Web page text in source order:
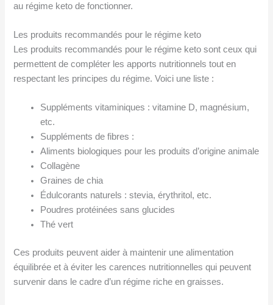
au régime keto de fonctionner.
Les produits recommandés pour le régime keto
Les produits recommandés pour le régime keto sont ceux qui
permettent de compléter les apports nutritionnels tout en
respectant les principes du régime. Voici une liste :
Suppléments vitaminiques : vitamine D, magnésium,
etc.
Suppléments de fibres :
Aliments biologiques pour les produits d’origine animale
Collagène
Graines de chia
Édulcorants naturels : stevia, érythritol, etc.
Poudres protéinées sans glucides
Thé vert
Ces produits peuvent aider à maintenir une alimentation
équilibrée et à éviter les carences nutritionnelles qui peuvent
survenir dans le cadre d’un régime riche en graisses.